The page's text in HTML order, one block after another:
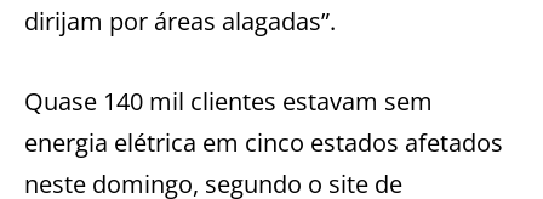
dirijam por áreas alagadas”.
Quase 140 mil clientes estavam sem
energia elétrica em cinco estados afetados
neste domingo, segundo o site de